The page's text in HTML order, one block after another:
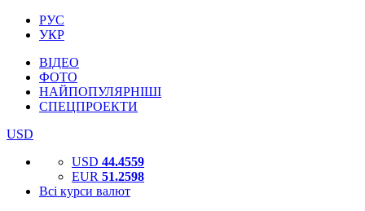
РУС
УКР
ВІДЕО
ФОТО
НАЙПОПУЛЯРНІШІ
СПЕЦПРОЕКТИ
USD
USD 44.4559
EUR 51.2598
Всі курси валют